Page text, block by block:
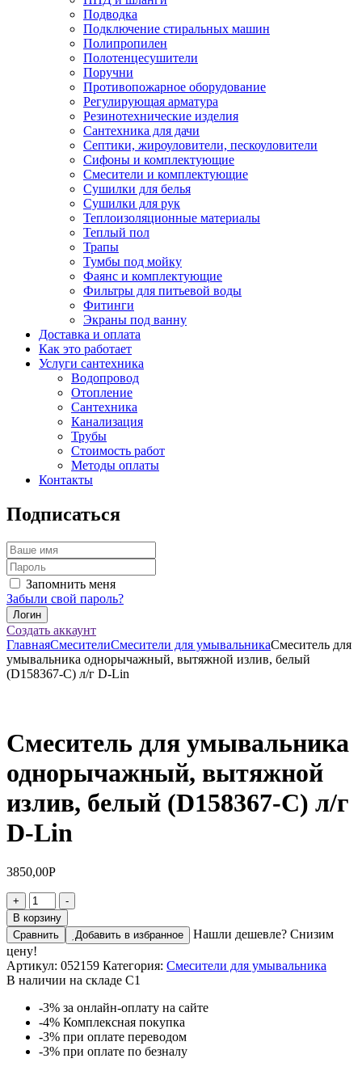
Подводка
Подключение стиральных машин
Полипропилен
Полотенцесушители
Поручни
Противопожарное оборудование
Регулирующая арматура
Резинотехнические изделия
Сантехника для дачи
Септики, жироуловители, пескоуловители
Сифоны и комплектующие
Смесители и комплектующие
Сушилки для белья
Сушилки для рук
Теплоизоляционные материалы
Теплый пол
Трапы
Тумбы под мойку
Фаянс и комплектующие
Фильтры для питьевой воды
Фитинги
Экраны под ванну
Доставка и оплата
Как это работает
Услуги сантехника
Водопровод
Отопление
Сантехника
Канализация
Трубы
Стоимость работ
Методы оплаты
Контакты
Подписаться
Запомнить меня
Забыли свой пароль?
Создать аккаунт
ГлавнаяСмесителиСмесители для умывальникаСмеситель для
умывальника однорычажный, вытяжной излив, белый
(D158367-С) л/г D-Lin
Смеситель для умывальника
однорычажный, вытяжной
излив, белый (D158367-С) л/г
D-Lin
3850,00Р
+
Количество
товара
Смеситель
для
умывальника
однорычажный,
вытяжной
излив,
белый
(D158367-
С)
л/
-
В корзину
Сравнить
Добавить в избранное
Нашли дешевле? Снизим
цену!
Артикул: 052159 Категория: Смесители для умывальника
В наличии на складе С1
-3% за онлайн-оплату на сайте
-4% Комплексная покупка
-3% при оплате переводом
-3% при оплате по безналу